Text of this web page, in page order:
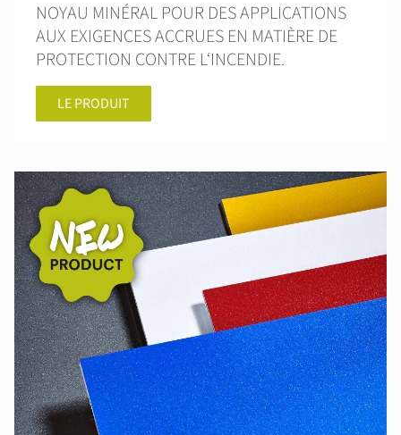
NOYAU MINÉRAL POUR DES APPLICATIONS
AUX EXIGENCES ACCRUES EN MATIÈRE DE
PROTECTION CONTRE L‘INCENDIE.
LE PRODUIT